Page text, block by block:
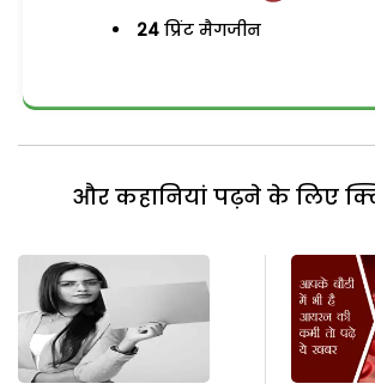
24 प्रिंट मैगजीन
और कहानियां पढ़ने के लिए